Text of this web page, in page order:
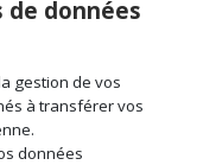
données
gestion de vos
à transférer vos
données